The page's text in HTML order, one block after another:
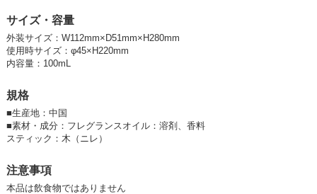
その他のデイズインブルーム商品はこちら
#春ギフト・母の日ギフト＜薔薇・ローズ＞＜ギフト（歓送迎／お祝いな
ど）＞＜新生活＞
jtuU4FZLtYY
サイズ・容量
外装サイズ：W112mm×D51mm×H280mm
使用時サイズ：φ45×H220mm
内容量：100mL
規格
■生産地：中国
■素材・成分：フレグランスオイル：溶剤、香料
スティック：木（ニレ）
注意事項
本品は飲食物ではありません